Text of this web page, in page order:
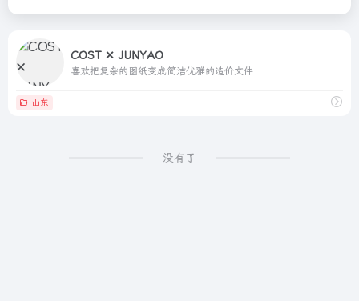
COST ✕ JUNYAO
喜欢把复杂的图纸变成简洁优雅的造价文件
山东
没有了